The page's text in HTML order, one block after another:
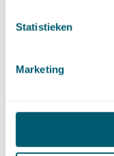
Statistieken
Marketing
►
2020 (154)
december (6)
oktober (14)
juli (20)
mei (12)